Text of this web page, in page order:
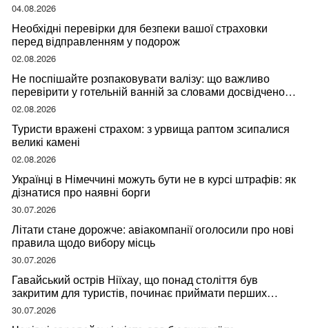
04.08.2026
Необхідні перевірки для безпеки вашої страховки
перед відправленням у подорож
02.08.2026
Не поспішайте розпаковувати валізу: що важливо
перевірити у готельній ванній за словами досвідченої
мандрівниці
02.08.2026
Туристи вражені страхом: з урвища раптом зсипалися
великі камені
02.08.2026
Українці в Німеччині можуть бути не в курсі штрафів: як
дізнатися про наявні борги
30.07.2026
Літати стане дорожче: авіакомпанії оголосили про нові
правила щодо вибору місць
30.07.2026
Гавайський острів Ніїхау, що понад століття був
закритим для туристів, починає приймати перших
відвідувачів
30.07.2026